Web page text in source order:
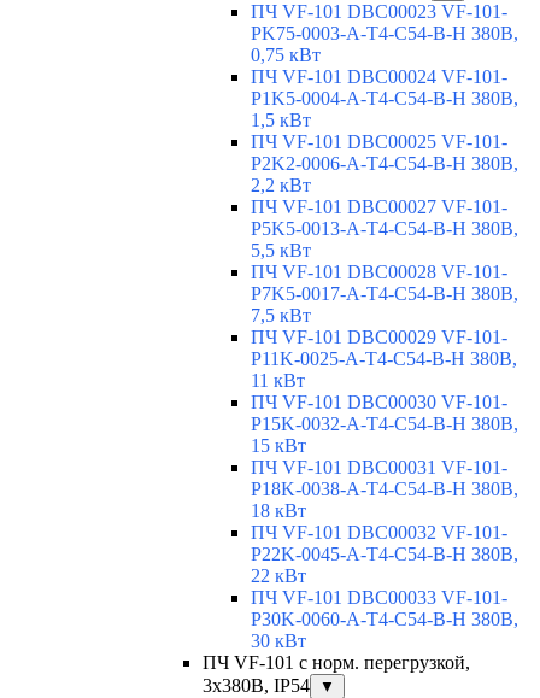
ПЧ VF-101 DBC00023 VF-101-
PK75-0003-A-T4-C54-B-H 380В,
0,75 кВт
ПЧ VF-101 DBC00024 VF-101-
P1K5-0004-A-T4-C54-B-H 380В,
1,5 кВт
ПЧ VF-101 DBC00025 VF-101-
P2K2-0006-A-T4-C54-B-H 380В,
2,2 кВт
ПЧ VF-101 DBC00027 VF-101-
P5K5-0013-A-T4-C54-B-H 380В,
5,5 кВт
ПЧ VF-101 DBC00028 VF-101-
P7K5-0017-A-T4-C54-B-H 380В,
7,5 кВт
ПЧ VF-101 DBC00029 VF-101-
P11K-0025-A-T4-C54-B-H 380В,
11 кВт
ПЧ VF-101 DBC00030 VF-101-
P15K-0032-A-T4-C54-B-H 380В,
15 кВт
ПЧ VF-101 DBC00031 VF-101-
P18K-0038-A-T4-C54-B-H 380В,
18 кВт
ПЧ VF-101 DBC00032 VF-101-
P22K-0045-A-T4-C54-B-H 380В,
22 кВт
ПЧ VF-101 DBC00033 VF-101-
P30K-0060-A-T4-C54-B-H 380В,
30 кВт
ПЧ VF-101 с норм. перегрузкой,
3x380В, IP54
▼